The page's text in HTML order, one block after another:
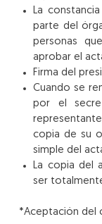
La
parte del
personas
aprobar el
Firma del
Cuando se
por el
copia de su
simple del
La copia del
ser
*Aceptación del